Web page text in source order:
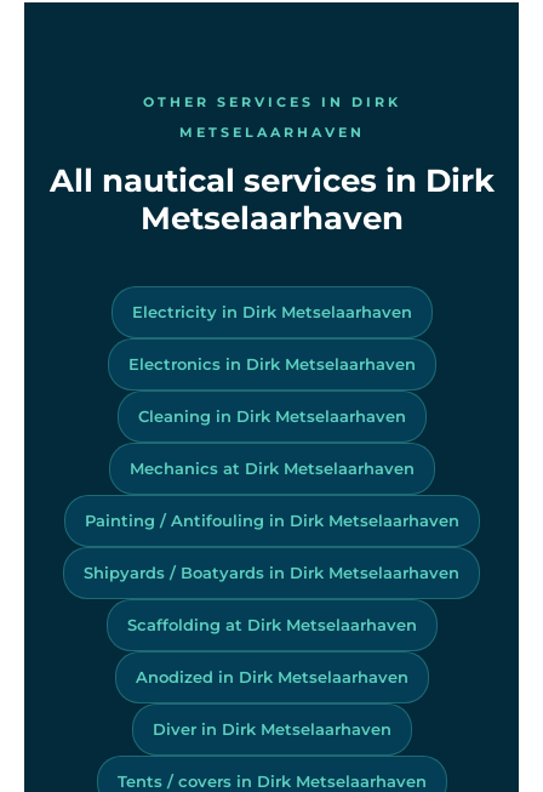
OTHER SERVICES IN DIRK
METSELAARHAVEN
All nautical services in Dirk
Metselaarhaven
Electricity in Dirk Metselaarhaven
Electronics in Dirk Metselaarhaven
Cleaning in Dirk Metselaarhaven
Mechanics at Dirk Metselaarhaven
Painting / Antifouling in Dirk Metselaarhaven
Shipyards / Boatyards in Dirk Metselaarhaven
Scaffolding at Dirk Metselaarhaven
Anodized in Dirk Metselaarhaven
Diver in Dirk Metselaarhaven
Tents / covers in Dirk Metselaarhaven